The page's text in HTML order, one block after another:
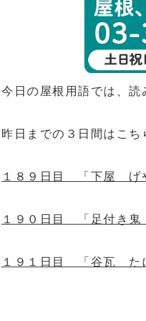
今日の屋根用語では、読
昨日までの３日間はこち
１８９日目 「下屋 げ
１９０日目 「足付き鬼
１９１日目 「谷瓦 た